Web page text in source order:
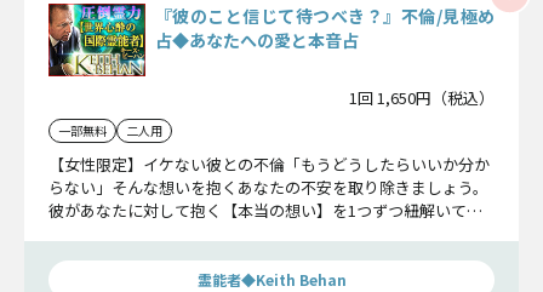
『彼のこと信じて待つべき？』不倫/見極め
占◆あなたへの愛と本音占
1回 1,650円（税込）
一部無料 二人用
【女性限定】イケない彼との不倫「もうどうしたらいいか分か
らない」そんな想いを抱くあなたの不安を取り除きましょう。
彼があなたに対して抱く【本当の想い】を1つずつ紐解いて、2
霊能者◆Keith Behan